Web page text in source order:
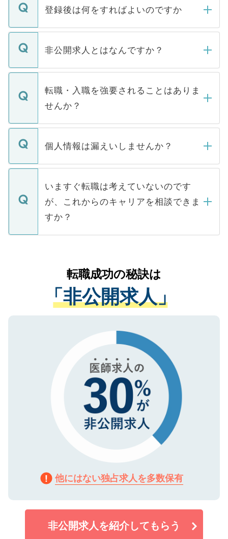
登録後は何をすればよいのですか
ご登録いただきましたら、弊社担当者がご
登録内容を確認し、その後メールもしくは
ます。通常、5営業日以内にはご連絡をせて
いただきますので、しばらくお待ちくださ
非公開求人とはなんですか？
マイナビDOCTORで取り扱っている求人の
うち約3割は、Webサイトからご覧いただ
けない「非公開求人」です。非公開求人は
下記の理由によって、一般には公開してい
ません。
■応募殺到を避けるため 人気のある医療機
関を公にしてしまうと、応募が殺到する場
に、医療機関が求める条件に合った人材の
みを人材紹介会社に依頼するケースが増え
ています。
転職・入職を強要されることはありま
せんか？
転職・入職を強要することは一切ありませ
ん。また、仮に応募先から内定をいただい
定を承諾する必要はありません。内定先へ
の辞退の連絡はキャリアパートナーが行い
個人情報は漏えいしませんか？
個人情報が漏えいすることはありませんの
で、ご安心ください。当サイトからの登録
などで収集したご登録者様の個人情報は、
ご本人のキャリアアップおよび転職活動の
支援を目的に使用いたします。お預かりし
ているすべての個人データはご本人の許可
は、個人情報の取り扱いについての厳密な
管理基準を満たした事業者のみに付与され
る、プライバシーマークを取得済みです。
で、機密保持に関してもご安心ください。
いますぐ転職は考えていないのです
が、これからのキャリアを相談できま
すか？
かがいして、現在の医療機関の状況や紹介
経験をまじえながら、適切なアドバイスを
させていただきます。すぐにご転職をされ
ない方には、長期的なサポートが可能です
ので、まずはご登録ください。
転職成功の秘訣は
「非公開求人」
他にはない独占求人を多数保有
非公開求人を紹介してもらう